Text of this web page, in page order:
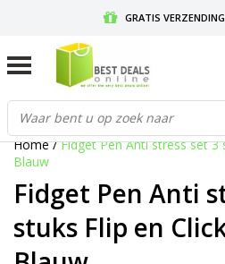
GRATIS
GRATIS RETOURNEREN EN
Home/Fidget Pen Anti stress set 3
Blauw
Fidget Pen Anti
stuks Flip en